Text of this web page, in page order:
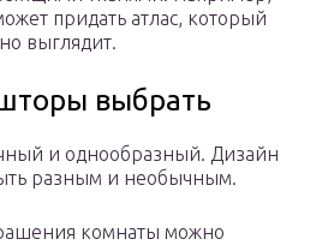
придать атлас, который
выглядит.
выбрать
и однообразный. Дизайн
разным и необычным.
комнаты можно